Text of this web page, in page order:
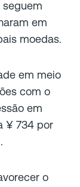
seguem
em
moedas.
em meio
com o
em
¥ 734 por
o